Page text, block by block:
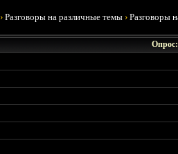
›Разговоры на различные темы ›Разговоры
Опрос: